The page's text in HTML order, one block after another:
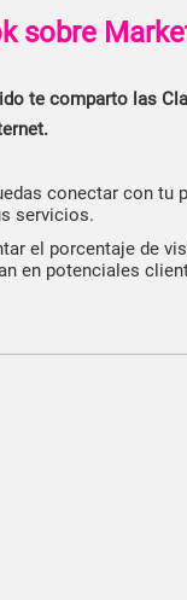
sobre
te comparto las
conectar con tu
servicios.
el porcentaje de
en potenciales